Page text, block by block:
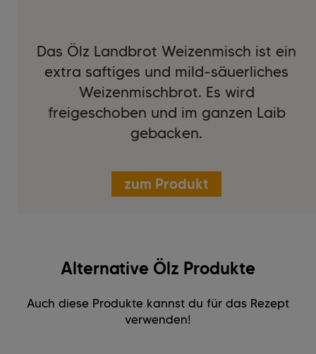
Das Ölz Landbrot Weizenmisch ist ein
extra saftiges und mild-säuerliches
Weizenmischbrot. Es wird
freigeschoben und im ganzen Laib
gebacken.
zum Produkt
Alternative Ölz Produkte
Auch diese Produkte kannst du für das Rezept
verwenden!